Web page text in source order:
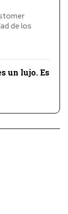
de los
un lujo. Es